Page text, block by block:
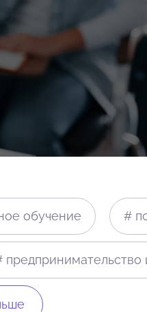
обучение #
предпринимательство